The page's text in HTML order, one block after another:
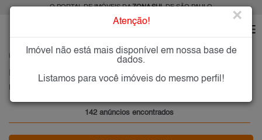
O PORTAL DE IMÓVEIS DAZONA SULDE SÃO PAULO
BROOKLIN PAULISTA
Imóveis à Venda na Brooklin Paulista, Zona Sul de São Paulo
142 anúncios encontrados
Atenção! ×
Imóvel não está mais disponível em nossa base de
dados.
Listamos para você imóveis do mesmo perfil!